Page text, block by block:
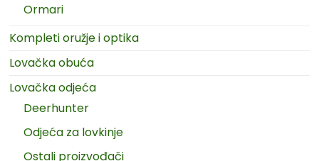
Ormari
Kompleti oružje i optika
Lovačka obuća
Lovačka odjeća
Deerhunter
Odjeća za lovkinje
Ostali proizvođači